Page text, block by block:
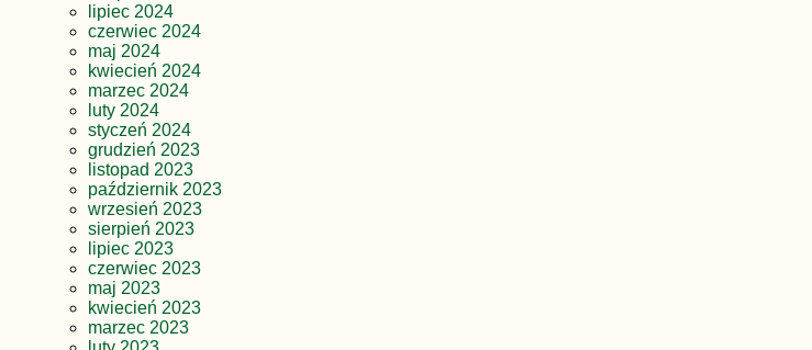
lipiec 2024
czerwiec 2024
maj 2024
kwiecień 2024
marzec 2024
luty 2024
styczeń 2024
grudzień 2023
listopad 2023
październik 2023
wrzesień 2023
sierpień 2023
lipiec 2023
czerwiec 2023
maj 2023
kwiecień 2023
marzec 2023